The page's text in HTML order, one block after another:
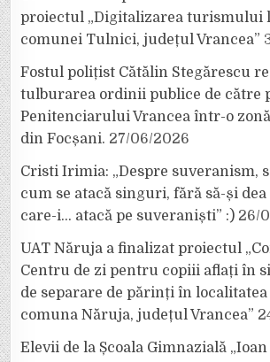
proiectul „Digitalizarea turismului
comunei Tulnici, județul Vrancea”
Fostul polițist Cătălin Stegărescu
tulburarea ordinii publice de către
Penitenciarului Vrancea într-o
din Focșani. 27/06/2026
Cristi Irimia: „Despre suveranism,
cum se atacă singuri, fără să-și dea
care-i… atacă pe suveraniști” :) 26/
UAT Năruja a finalizat proiectul
Centru de zi pentru copiii aflați în
de separare de părinți în
comuna Năruja, județul Vrancea”
Elevii de la Școala Gimnazială